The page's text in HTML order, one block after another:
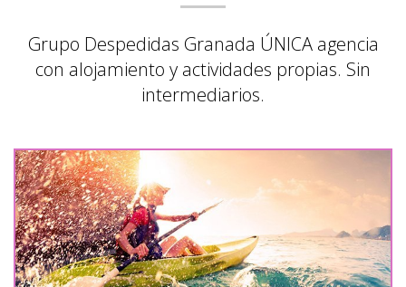
Grupo Despedidas Granada ÚNICA agencia
con alojamiento y actividades propias. Sin
intermediarios.